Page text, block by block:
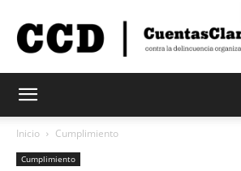
Inicio Cumplimiento
Cumplimiento